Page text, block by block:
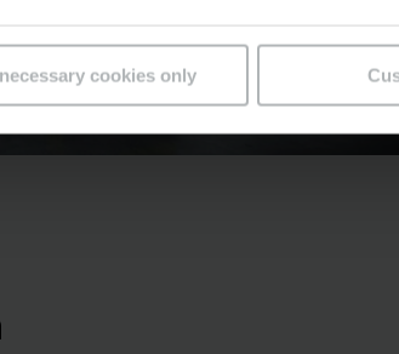
cookies only